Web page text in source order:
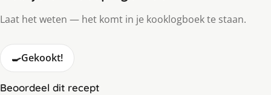
Laat het weten — het komt in je kooklogboek te staan.
🍳Gekookt!
Beoordeel dit recept